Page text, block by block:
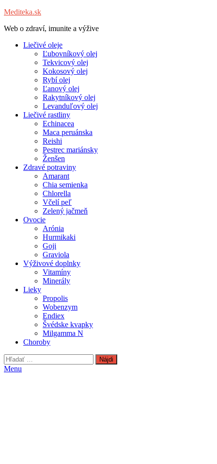
Mediteka.sk
Web o zdraví, imunite a výžive
Liečivé oleje
Ľubovníkový olej
Tekvicový olej
Kokosový olej
Rybí olej
Ľanový olej
Rakytníkový olej
Levanduľový olej
Liečivé rastliny
Echinacea
Maca peruánska
Reishi
Pestrec mariánsky
Ženšen
Zdravé potraviny
Amarant
Chia semienka
Chlorella
Včelí peľ
Zelený jačmeň
Ovocie
Arónia
Hurmikaki
Goji
Graviola
Výživové doplnky
Vitamíny
Minerály
Lieky
Propolis
Wobenzym
Endiex
Švédske kvapky
Milgamma N
Choroby
Hľadať:
Menu